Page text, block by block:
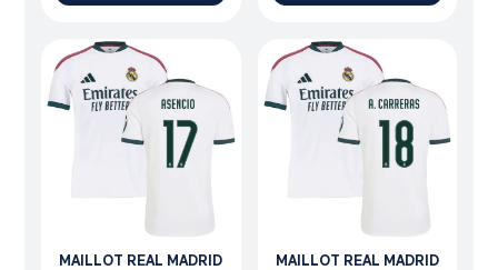
MAILLOT REAL MADRID
MAILLOT REAL MADRID